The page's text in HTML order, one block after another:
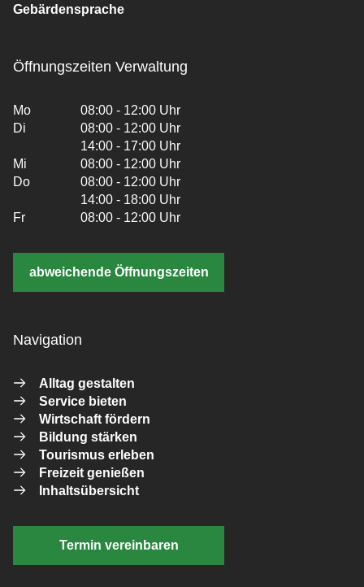
Gebärdensprache
Öffnungszeiten Verwaltung
Mo
08:00 - 12:00 Uhr
Di
08:00 - 12:00 Uhr
14:00 - 17:00 Uhr
Mi
08:00 - 12:00 Uhr
Do
08:00 - 12:00 Uhr
14:00 - 18:00 Uhr
Fr
08:00 - 12:00 Uhr
abweichende Öffnungszeiten
Navigation
Alltag gestalten
Service bieten
Wirtschaft fördern
Bildung stärken
Tourismus erleben
Freizeit genießen
Inhaltsübersicht
Termin vereinbaren